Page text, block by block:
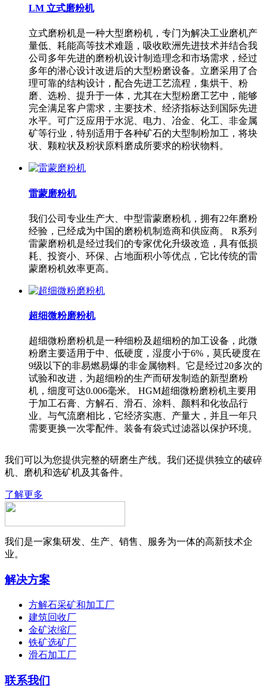
LM 立式磨粉机
立式磨粉机是一种大型磨粉机，专门为解决工业磨机产
量低、耗能高等技术难题，吸收欧洲先进技术并结合我
公司多年先进的磨粉机设计制造理念和市场需求，经过
多年的潜心设计改进后的大型粉磨设备。立磨采用了合
理可靠的结构设计，配合先进工艺流程，集烘干、粉
磨、选粉、提升于一体，尤其在大型粉磨工艺中，能够
完全满足客户需求，主要技术、经济指标达到国际先进
水平。可广泛应用于水泥、电力、冶金、化工、非金属
矿等行业，特别适用于各种矿石的大型制粉加工，将块
状、颗粒状及粉状原料磨成所要求的粉状物料。
雷蒙磨粉机
我们公司专业生产大、中型雷蒙磨粉机，拥有22年磨粉
经验，已经成为中国的磨粉机制造商和供应商。 R系列
雷蒙磨粉机是经过我们的专家优化升级改造，具有低损
耗、投资小、环保、占地面积小等优点，它比传统的雷
蒙磨粉机效率更高。
超细微粉磨粉机
超细微粉磨粉机是一种细粉及超细粉的加工设备，此微
粉磨主要适用于中、低硬度，湿度小于6%，莫氏硬度在
9级以下的非易燃易爆的非金属物料。它是经过20多次的
试验和改进，为超细粉的生产而研发制造的新型磨粉
机，细度可达0.006毫米。 HGM超细微粉磨粉机主要用
于加工石膏、方解石、滑石、涂料、颜料和化妆品行
业。与气流磨相比，它经济实惠、产量大，并且一年只
需要更换一次零配件。装备有袋式过滤器以保护环境。
我们可以为您提供完整的研磨生产线。我们还提供独立的破碎
机、磨机和选矿机及其备件。
了解更多
我们是一家集研发、生产、销售、服务为一体的高新技术企
业。
解决方案
方解石采矿和加工厂
建筑回收厂
金矿浓缩厂
铁矿选矿厂
滑石加工厂
联系我们